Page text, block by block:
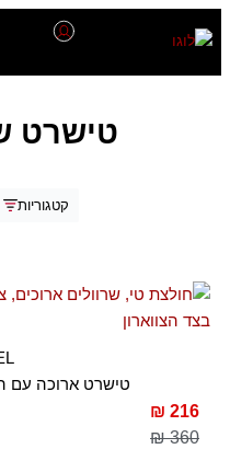
דילוג
לתוכן
טישרט
קטגוריות
טישרט ארוכה עם
216 ₪
360 ₪